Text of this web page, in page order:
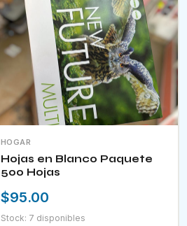
HOGAR
Hojas en Blanco Paquete
500 Hojas
$95.00
Stock: 7 disponibles